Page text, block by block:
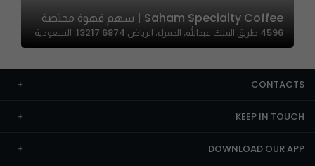
Saham Specialty Coffee | سهم قهوة مختصة
4596 طريق الملك عبدالله، الحمراء، الرياض 13217 6874، السعودية
CONTACTS
KEEP IN TOUCH
DOWNLOAD OUR APP